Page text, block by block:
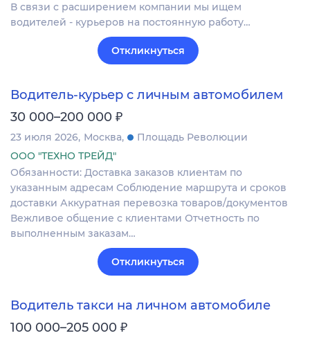
В связи с расширением компании мы ищем
водителей - курьеров на постоянную работу…
Откликнуться
Водитель-курьер с личным автомобилем
30 000–200 000 ₽
23 июля 2026 Москва
Площадь Революции
ООО "ТЕХНО ТРЕЙД"
Обязанности: Доставка заказов клиентам по
указанным адресам Соблюдение маршрута и сроков
доставки Аккуратная перевозка товаров/документов
Вежливое общение с клиентами Отчетность по
выполненным заказам…
Откликнуться
Водитель такси на личном автомобиле
100 000–205 000 ₽